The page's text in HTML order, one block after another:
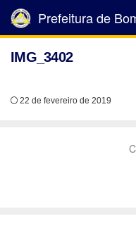
Prefeitura de
IMG_3402
22 de fevereiro de 2019